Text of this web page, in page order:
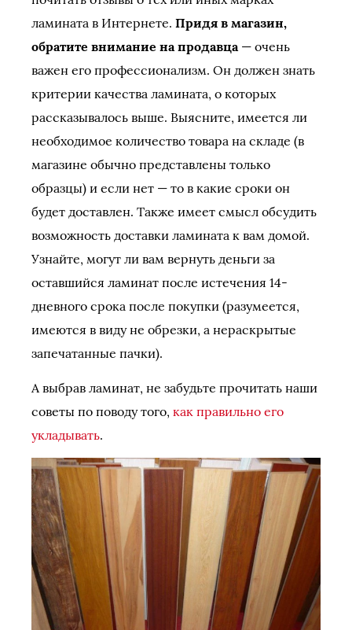
ламината в Интернете. Придя в магазин,
обратите внимание на продавца— очень
важен его профессионализм. Он должен знать
критерии качества ламината, о которых
рассказывалось выше. Выясните, имеется ли
необходимое количество товара на складе (в
магазине обычно представлены только
образцы) и если нет — то в какие сроки он
будет доставлен. Также имеет смысл обсудить
возможность доставки ламината к вам домой.
Узнайте, могут ли вам вернуть деньги за
оставшийся ламинат после истечения 14-
дневного срока после покупки (разумеется,
имеются в виду не обрезки, а нераскрытые
запечатанные пачки).
А выбрав ламинат, не забудьте прочитать наши
советы по поводу того, как правильно его
укладывать.